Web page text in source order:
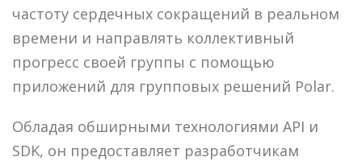
частоту сердечных сокращений в реальном
времени и направлять коллективный
прогресс своей группы с помощью
приложений для групповых решений Polar.
Обладая обширными технологиями API и
SDK, он предоставляет разработчикам